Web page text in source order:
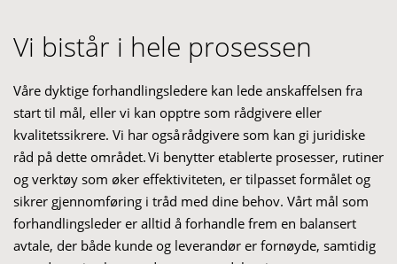
Vi bistår i hele prosessen
Våre dyktige forhandlingsledere kan lede anskaffelsen fra
start til mål, eller vi kan opptre som rådgivere eller
kvalitetssikrere. Vi har også rådgivere som kan gi juridiske
råd på dette området. Vi benytter etablerte prosesser, rutiner
og verktøy som øker effektiviteten, er tilpasset formålet og
sikrer gjennomføring i tråd med dine behov. Vårt mål som
forhandlingsleder er alltid å forhandle frem en balansert
avtale, der både kunde og leverandør er fornøyde, samtidig